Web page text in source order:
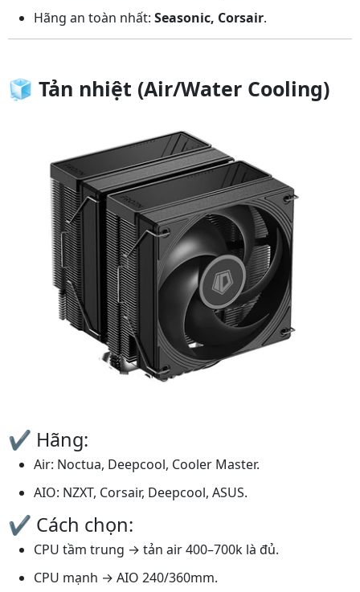
Hãng an toàn nhất: Seasonic, Corsair.
🧊 Tản nhiệt (Air/Water Cooling)
✔️ Hãng:
Air: Noctua, Deepcool, Cooler Master.
AIO: NZXT, Corsair, Deepcool, ASUS.
✔️ Cách chọn:
CPU tầm trung → tản air 400–700k là đủ.
CPU mạnh → AIO 240/360mm.